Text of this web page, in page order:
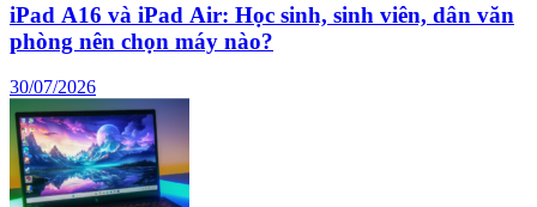
iPad A16 và iPad Air: Học sinh, sinh viên, dân văn
phòng nên chọn máy nào?
30/07/2026